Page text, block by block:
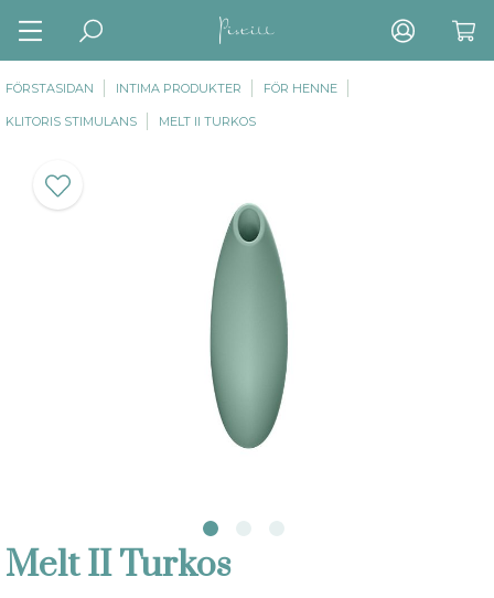
FÖRSTASIDAN INTIMA PRODUKTER FÖR HENNE
KLITORIS STIMULANS MELT II TURKOS
Melt II Turkos